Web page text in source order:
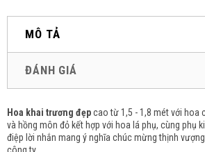
MÔ TẢ
ĐÁNH GIÁ
Hoa khai trương đẹpcao từ 1,5 - 1,8 mét với hoa
và hồng môn đỏ kết hợp với hoa lá phụ, cùng phụ
điệp lời nhắn mang ý nghĩa chúc mừng thịnh